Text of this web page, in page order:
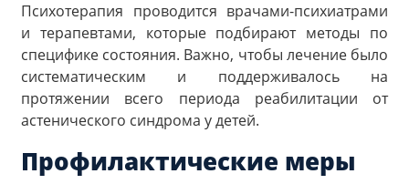
Психотерапия проводится врачами-психиатрами
и терапевтами, которые подбирают методы по
специфике состояния. Важно, чтобы лечение было
систематическим и поддерживалось на
протяжении всего периода реабилитации от
астенического синдрома у детей.
Профилактические меры